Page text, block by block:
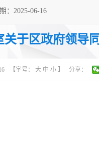
：2025-06-16
于区政府领导
【字号： 大 中 小】 分享：